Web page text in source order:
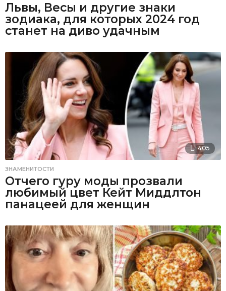
Львы, Весы и другие знаки
зодиака, для которых 2024 год
станет на диво удачным
405
ЗНАМЕНИТОСТИ
Отчего гуру моды прозвали
любимый цвет Кейт Миддлтон
панацеей для женщин